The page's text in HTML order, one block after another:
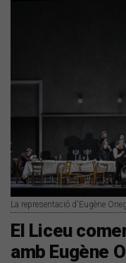
La representació d'Eugène
El Liceu
amb Eugène